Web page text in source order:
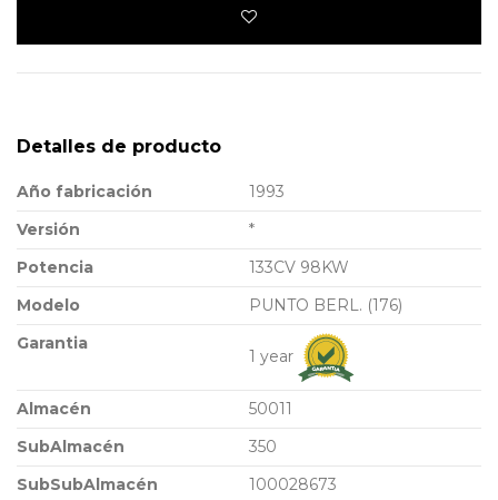
Detalles de producto
Año fabricación
1993
Versión
*
Potencia
133CV 98KW
Modelo
PUNTO BERL. (176)
Garantia
1 year
Almacén
50011
SubAlmacén
350
SubSubAlmacén
100028673